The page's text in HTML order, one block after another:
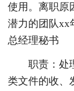
使用。离职原
潜力的团队
总经理秘书
职责：处
类文件的收、